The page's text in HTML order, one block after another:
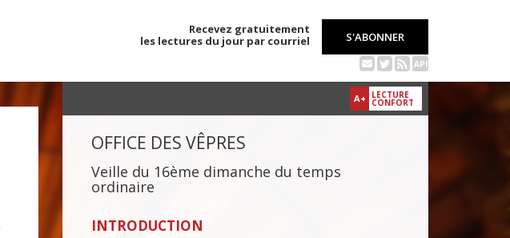
Recevez gratuitement
les lectures du jour par courriel
S'ABONNER
API
A+ LECTURE
CONFORT
OFFICE DES VÊPRES
Veille du 16ème dimanche du temps
ordinaire
INTRODUCTION